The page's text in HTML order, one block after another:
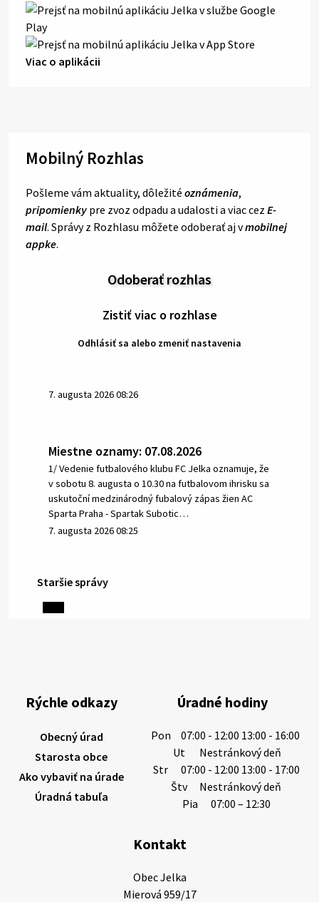
Viac o aplikácii
Mobilný Rozhlas
Pošleme vám aktuality, dôležité oznámenia,
pripomienky pre zvoz odpadu a udalosti a viac cez E-
mail. Správy z Rozhlasu môžete odoberať aj vmobilnej
appke.
Odoberať rozhlas
Zistiť viac o rozhlase
Odhlásiť sa alebo zmeniť nastavenia
7. augusta 2026 08:26
Miestne oznamy: 07.08.2026
1/ Vedenie futbalového klubu FC Jelka oznamuje, že
v sobotu 8. augusta o 10.30 na futbalovom ihrisku sa
uskutoční medzinárodný fubalový zápas žien AC
Sparta Praha - Spartak Subotic…
7. augusta 2026 08:25
6. augusta 2026 08:13
výdatnosti vodárenských zdrojov.
Západoslovenská vodárenská spoločnosť preto
6. augusta 2026 08:12
5. augusta 2026 13:10
Smútočný oznam: 05.08.2026 1/ Vážení obyvatelia!S
hlbokým zármutkom Vám oznamujeme, že vo veku
Staršie správy
Rýchle odkazy
Obecný úrad
Starosta obce
Ako vybaviť na úrade
Úradná tabuľa
Úradné hodiny
Pon
07:00 - 12:00 13:00 - 16:00
Ut
Nestránkový deň
Str
07:00 - 12:00 13:00 - 17:00
Štv
Nestránkový deň
Pia
07:00 – 12:30
Kontakt
Obec Jelka
Mierová 959/17